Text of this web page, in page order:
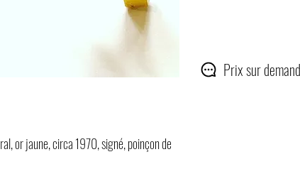
or jaune, circa 1970, signé, poinçon de
Prix sur